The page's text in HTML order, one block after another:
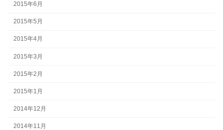
2015年6月
2015年5月
2015年4月
2015年3月
2015年2月
2015年1月
2014年12月
2014年11月